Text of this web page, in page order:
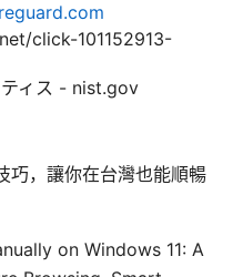
click-101152913-
ィス - nist.gov
巧，讓你在台灣也能順暢
on Windows 11: A